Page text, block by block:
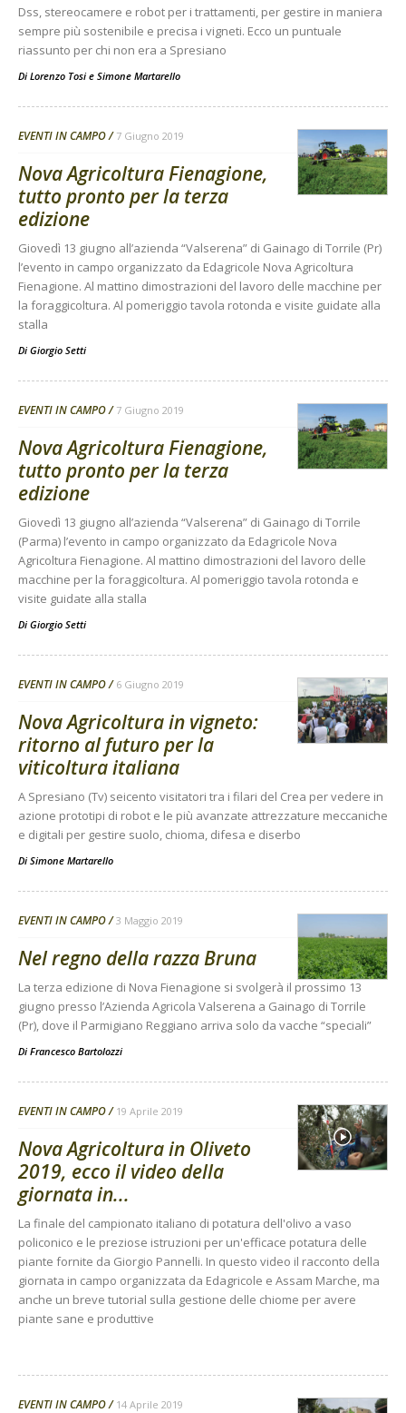
Dss, stereocamere e robot per i trattamenti, per gestire in maniera
sempre più sostenibile e precisa i vigneti. Ecco un puntuale
riassunto per chi non era a Spresiano
Di Lorenzo Tosi e Simone Martarello
EVENTI IN CAMPO 7 Giugno 2019
Nova Agricoltura Fienagione,
tutto pronto per la terza
edizione
Giovedì 13 giugno all’azienda “Valserena” di Gainago di Torrile (Pr)
l’evento in campo organizzato da Edagricole Nova Agricoltura
Fienagione. Al mattino dimostrazioni del lavoro delle macchine per
la foraggicoltura. Al pomeriggio tavola rotonda e visite guidate alla
stalla
Di Giorgio Setti
EVENTI IN CAMPO 7 Giugno 2019
Nova Agricoltura Fienagione,
tutto pronto per la terza
edizione
Giovedì 13 giugno all’azienda “Valserena” di Gainago di Torrile
(Parma) l’evento in campo organizzato da Edagricole Nova
Agricoltura Fienagione. Al mattino dimostrazioni del lavoro delle
macchine per la foraggicoltura. Al pomeriggio tavola rotonda e
visite guidate alla stalla
Di Giorgio Setti
EVENTI IN CAMPO 6 Giugno 2019
Nova Agricoltura in vigneto:
ritorno al futuro per la
viticoltura italiana
A Spresiano (Tv) seicento visitatori tra i filari del Crea per vedere in
azione prototipi di robot e le più avanzate attrezzature meccaniche
e digitali per gestire suolo, chioma, difesa e diserbo
Di Simone Martarello
EVENTI IN CAMPO 3 Maggio 2019
Nel regno della razza Bruna
La terza edizione di Nova Fienagione si svolgerà il prossimo 13
giugno presso l’Azienda Agricola Valserena a Gainago di Torrile
(Pr), dove il Parmigiano Reggiano arriva solo da vacche “speciali”
Di Francesco Bartolozzi
EVENTI IN CAMPO 19 Aprile 2019
Nova Agricoltura in Oliveto
2019, ecco il video della
giornata in...
La finale del campionato italiano di potatura dell'olivo a vaso
policonico e le preziose istruzioni per un'efficace potatura delle
piante fornite da Giorgio Pannelli. In questo video il racconto della
giornata in campo organizzata da Edagricole e Assam Marche, ma
anche un breve tutorial sulla gestione delle chiome per avere
piante sane e produttive
EVENTI IN CAMPO 14 Aprile 2019